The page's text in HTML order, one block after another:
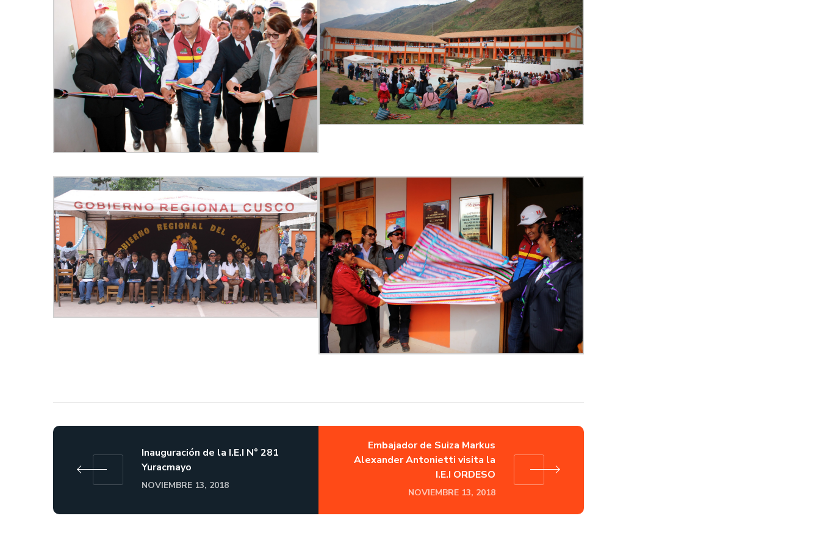
Inauguración de la I.E.I N° 281
Yuracmayo
NOVIEMBRE 13, 2018
Embajador de Suiza Markus
Alexander Antonietti visita la
I.E.I ORDESO
NOVIEMBRE 13, 2018